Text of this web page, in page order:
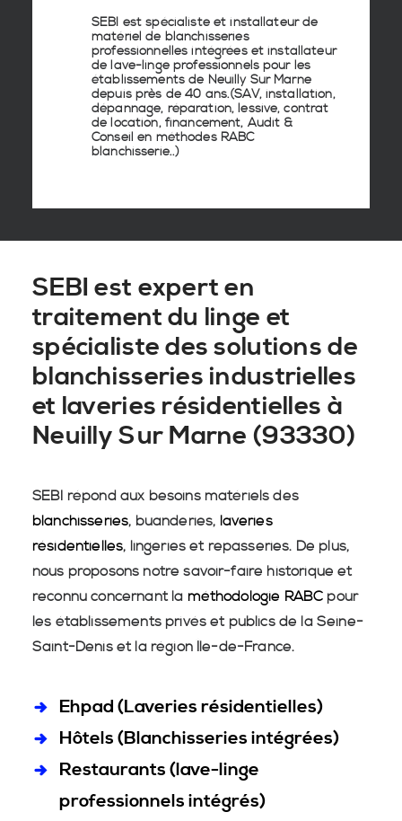
SEBI est spécialiste et installateur de
matériel de blanchisseries
professionnelles intégrées etinstallateur
de lave-lingeprofessionnels pour les
établissements de Neuilly Sur Marne
depuis près de 40 ans.(SAV, installation,
dépannage, réparation, lessive, contrat
de location, financement, Audit &
Conseil en méthodes RABC
blanchisserie..)
SEBI est expert en
traitement du linge et
spécialiste des solutions de
blanchisseries industrielles
et laveries résidentielles à
Neuilly Sur Marne (93330)
SEBI répond aux besoins matériels des
blanchisseries, buanderies, laveries
résidentielles, lingeries et repasseries. De plus,
nous proposons notre savoir-faire historique et
reconnu concernant la méthodologie RABC pour
les établissements privés et publics de la Seine-
Saint-Denis et la région Île-de-France.
Ehpad (Laveries résidentielles)
Hôtels (Blanchisseries intégrées)
Restaurants (lave-linge
professionnels intégrés)